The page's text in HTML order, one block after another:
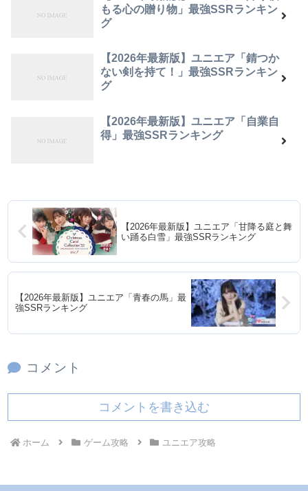
もる心の贈り物」最強SSRランキン
グ
【2026年最新版】ユニエア「錆つか
ない剣を持て！」最強SSRランキン
グ
【2026年最新版】ユニエア「自業自
得」最強SSRランキング
【2026年最新版】ユニエア「甘降る庭と舞
い踊る白雪」最強SSRランキング
【2026年最新版】ユニエア「青春の馬」最
強SSRランキング
コメント
コメントを書き込む
ホーム ゲーム攻略 ユニエア攻略